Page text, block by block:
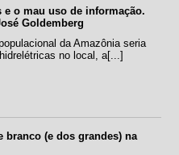
o mau uso de informação.
Goldemberg
da Amazônia seria
no local, a[...]
branco (e dos grandes) na